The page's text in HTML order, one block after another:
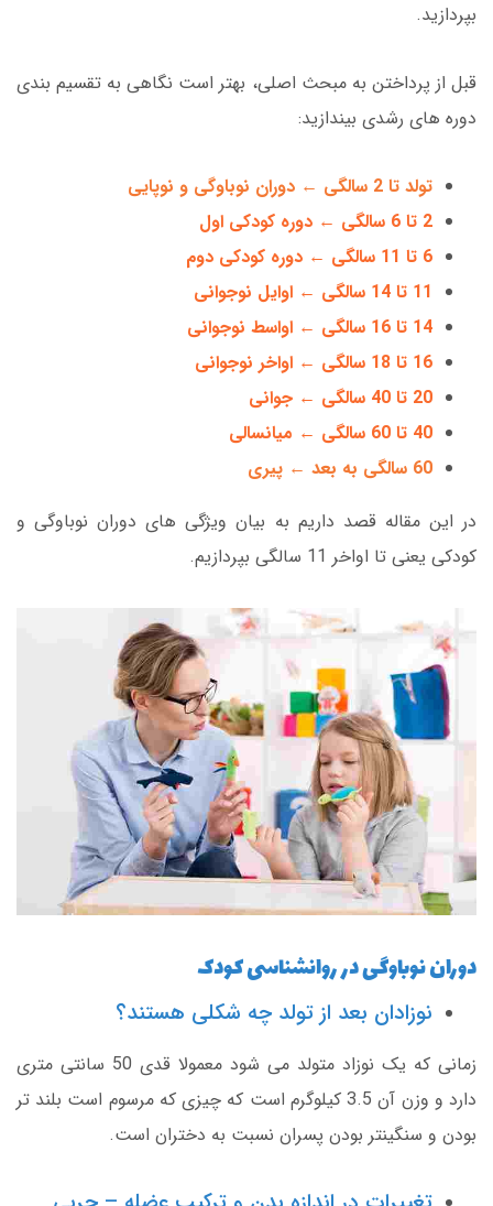
بپردازید.
قبل از پرداختن به مبحث اصلی، بهتر است نگاهی به تقسیم بندی
دوره های رشدی بیندازید:
تولد تا 2 سالگی ← دوران نوباوگی و نوپایی
2 تا 6 سالگی ← دوره کودکی اول
6 تا 11 سالگی ← دوره کودکی دوم
11 تا 14 سالگی ← اوایل نوجوانی
14 تا 16 سالگی ← اواسط نوجوانی
16 تا 18 سالگی ← اواخر نوجوانی
20 تا 40 سالگی ← جوانی
40 تا 60 سالگی ← میانسالی
60 سالگی به بعد ← پیری
در این مقاله قصد داریم به بیان ویژگی های دوران نوباوگی و
کودکی یعنی تا اواخر 11 سالگی بپردازیم.
دوران نوباوگی در روانشناسی کودک
نوزادان بعد از تولد چه شکلی هستند؟
زمانی که یک نوزاد متولد می شود معمولا قدی 50 سانتی متری
دارد و وزن آن 3.5 کیلوگرم است که چیزی که مرسوم است بلند تر
بودن و سنگینتر بودن پسران نسبت به دختران است.